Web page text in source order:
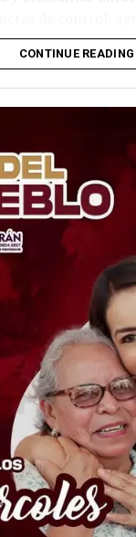
afectivas de
la importancia
en el respeto, la
consentimiento,
que puedan
del alumnado.
también
para
construcción de
escolares
tipo de
la
educativa
de las
libres de
CONTINUE READING